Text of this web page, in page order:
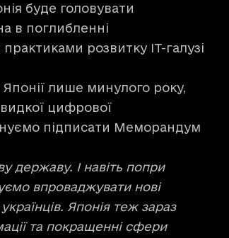
буде головувати
в поглибленні
розвитку IT-галузі
Японії лише минулого року,
цифрової
підписати Меморандум
І навіть попри
впроваджувати нові
Японія теж зараз
та покращенні сфери